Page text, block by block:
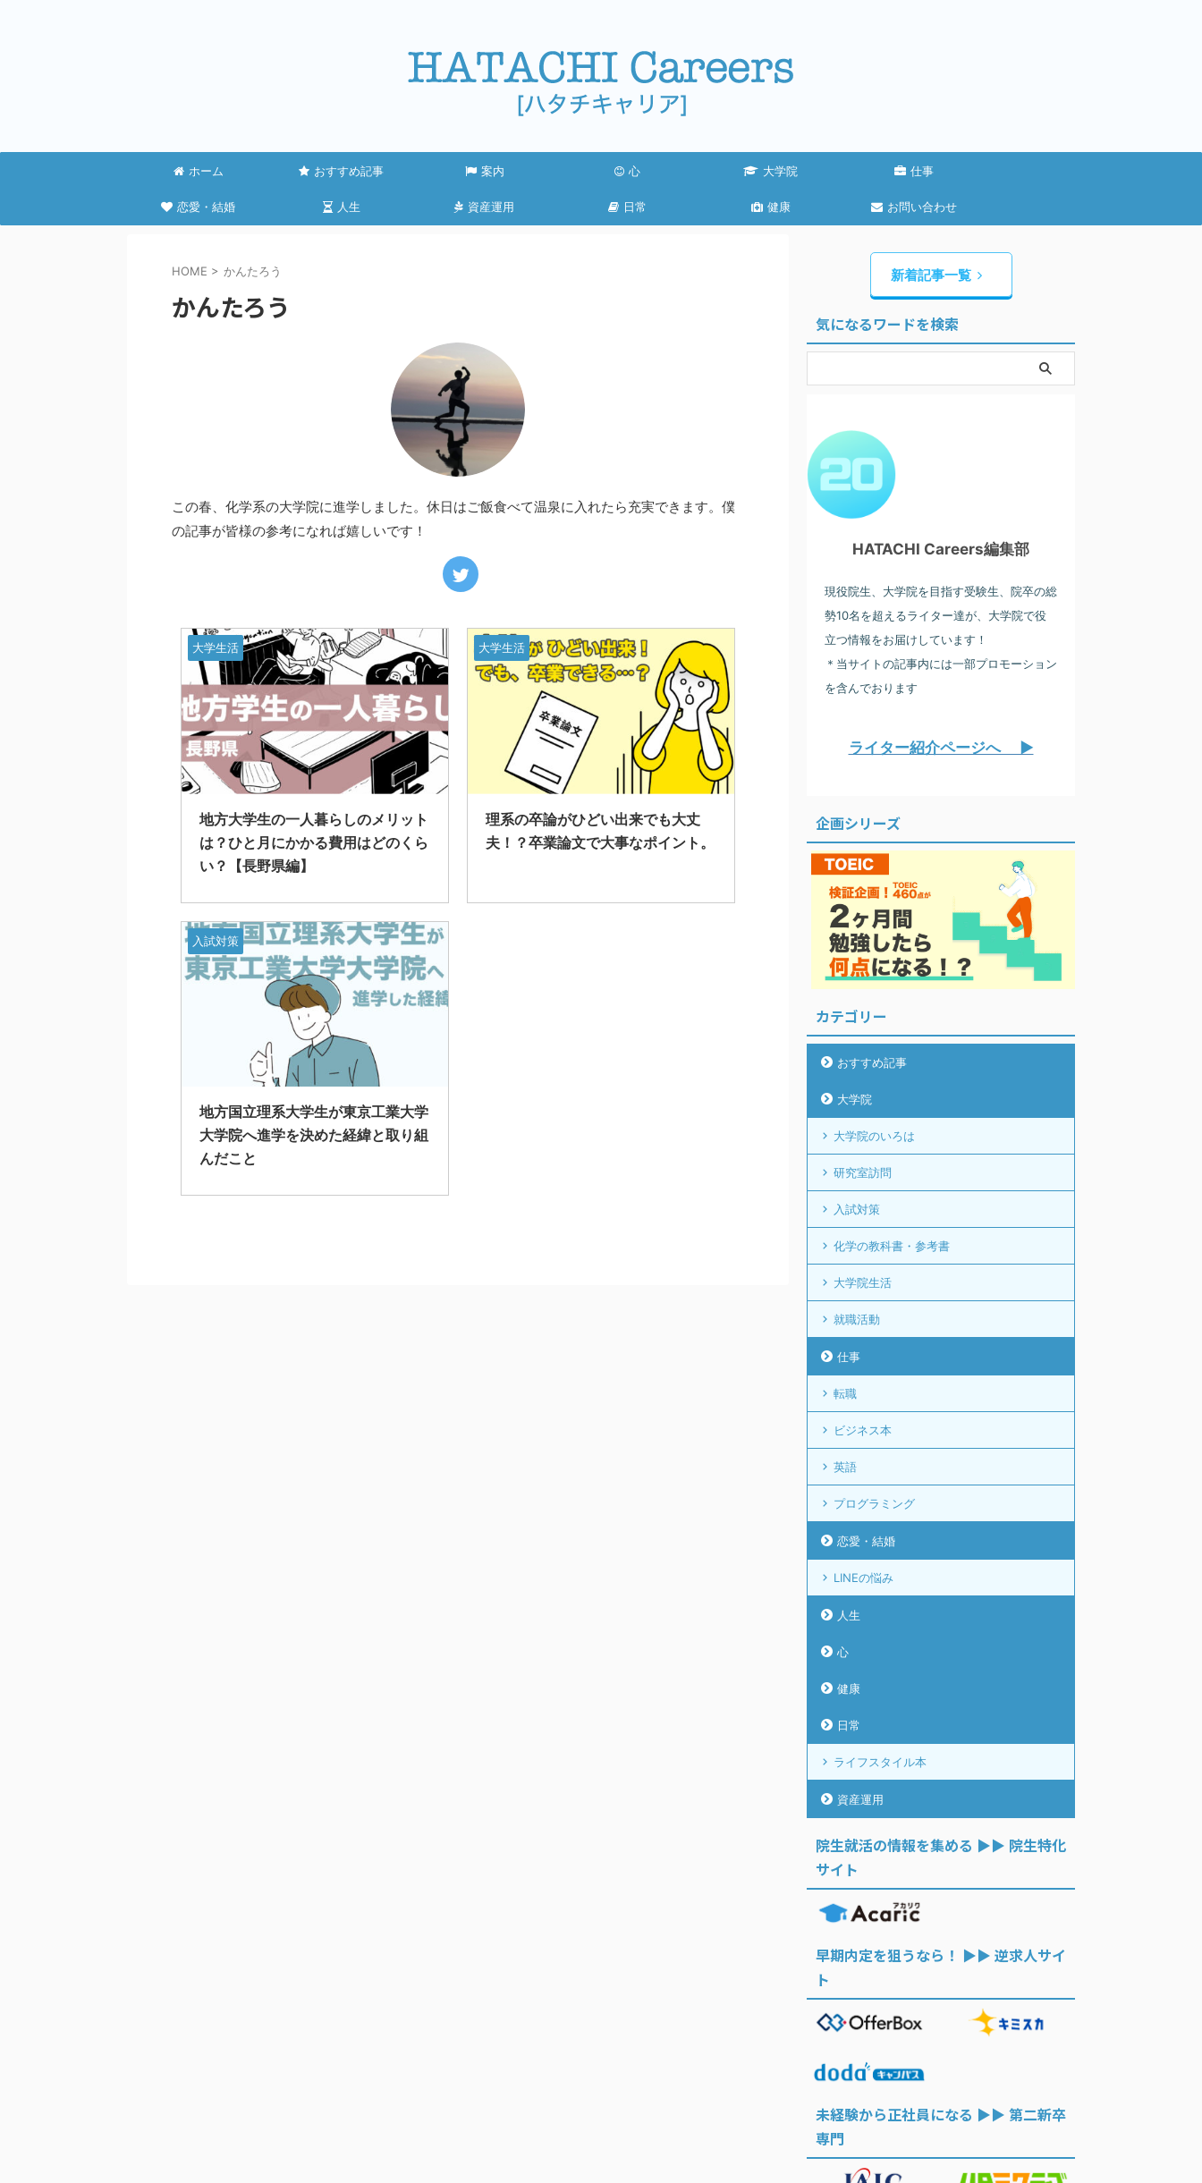
ホーム おすすめ記事 案内 心 大学院 仕事
恋愛・結婚 人生 資産運用 日常 健康 お問い合わせ
HOME > かんたろう
かんたろう
この春、化学系の大学院に進学しました。休日はご飯食べて温泉に入れたら充実できます。僕
の記事が皆様の参考になれば嬉しいです！
大学生活
地方大学生の一人暮らしのメリット
は？ひと月にかかる費用はどのくら
い？【長野県編】
大学生活
理系の卒論がひどい出来でも大丈
夫！？卒業論文で大事なポイント。
入試対策
地方国立理系大学生が東京工業大学
大学院へ進学を決めた経緯と取り組
んだこと
新着記事一覧
気になるワードを検索
HATACHI Careers編集部
現役院生、大学院を目指す受験生、院卒の総
勢10名を超えるライター達が、大学院で役
立つ情報をお届けしています！
＊当サイトの記事内には一部プロモーション
を含んでおります
ライター紹介ページへ ▶︎
企画シリーズ
カテゴリー
おすすめ記事
大学院
大学院のいろは
研究室訪問
入試対策
化学の教科書・参考書
大学院生活
就職活動
仕事
転職
ビジネス本
英語
プログラミング
恋愛・結婚
LINEの悩み
人生
心
健康
日常
ライフスタイル本
資産運用
院生就活の情報を集める ▶︎▶︎ 院生特化
サイト
早期内定を狙うなら！ ▶︎▶︎ 逆求人サイ
ト
未経験から正社員になる ▶︎▶︎ 第二新卒
専門